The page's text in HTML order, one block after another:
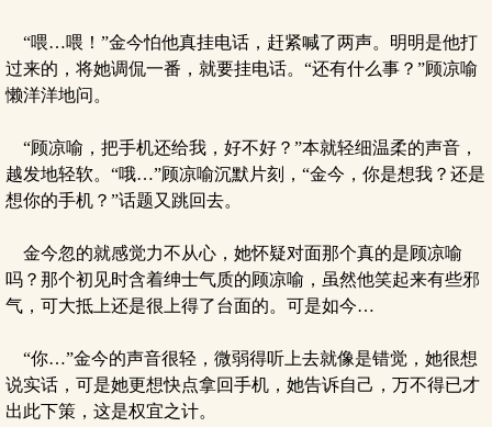
“喂…喂！”金今怕他真挂电话，赶紧喊了两声。明明是他打
过来的，将她调侃一番，就要挂电话。“还有什么事？”顾凉喻
懒洋洋地问。
“顾凉喻，把手机还给我，好不好？”本就轻细温柔的声音，
越发地轻软。“哦…”顾凉喻沉默片刻，“金今，你是想我？还是
想你的手机？”话题又跳回去。
金今忽的就感觉力不从心，她怀疑对面那个真的是顾凉喻
吗？那个初见时含着绅士气质的顾凉喻，虽然他笑起来有些邪
气，可大抵上还是很上得了台面的。可是如今…
“你…”金今的声音很轻，微弱得听上去就像是错觉，她很想
说实话，可是她更想快点拿回手机，她告诉自己，万不得已才
出此下策，这是权宜之计。